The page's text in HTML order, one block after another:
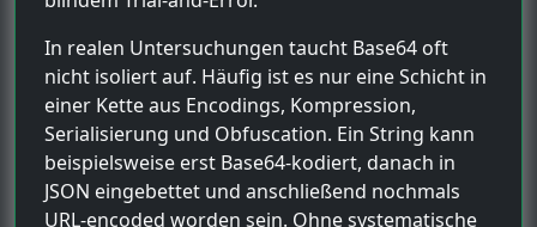
In realen Untersuchungen taucht Base64 oft
nicht isoliert auf. Häufig ist es nur eine Schicht in
einer Kette aus Encodings, Kompression,
Serialisierung und Obfuscation. Ein String kann
beispielsweise erst Base64-kodiert, danach in
JSON eingebettet und anschließend nochmals
URL-encoded worden sein. Ohne systematische